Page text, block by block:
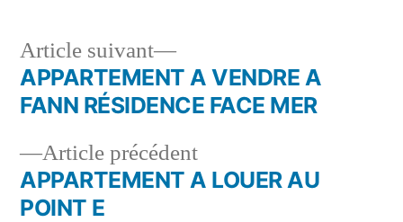
Navigation
l’article
Article précédentArticle
précédent :
APPARTEMENT A LOUER AU
POINT E
Article suivant
Article
suivant :
APPARTEMENT A VENDRE A
FANN RÉSIDENCE FACE MER